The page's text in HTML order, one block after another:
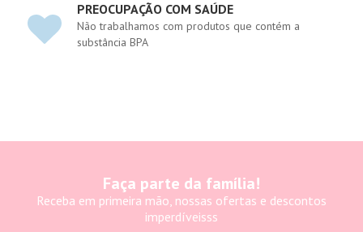
PREOCUPAÇÃO COM SAÚDE
Não trabalhamos com produtos que contém a
substância BPA
Faça parte da família!
Receba em primeira mão, nossas ofertas e descontos
imperdíveisss